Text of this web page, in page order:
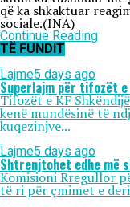
që ka shkaktuar
sociale.(INA)
Continue Reading
TË FUNDIT
Lajme5 days ago
Superlajm për tifozët
Tifozët e KF
kenë mundësinë të
kuqezinjve...
Lajme5 days ago
Shtrenjtohet edhe më
Komisioni Rregullor
të ri për çmimet e